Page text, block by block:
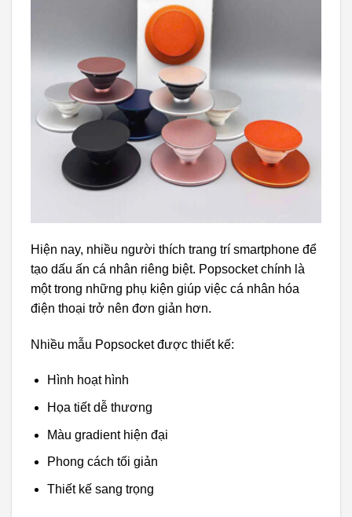
Hiện nay, nhiều người thích trang trí smartphone để
tạo dấu ấn cá nhân riêng biệt. Popsocket chính là
một trong những phụ kiện giúp việc cá nhân hóa
điện thoại trở nên đơn giản hơn.
Nhiều mẫu Popsocket được thiết kế:
Hình hoạt hình
Họa tiết dễ thương
Màu gradient hiện đại
Phong cách tối giản
Thiết kế sang trọng